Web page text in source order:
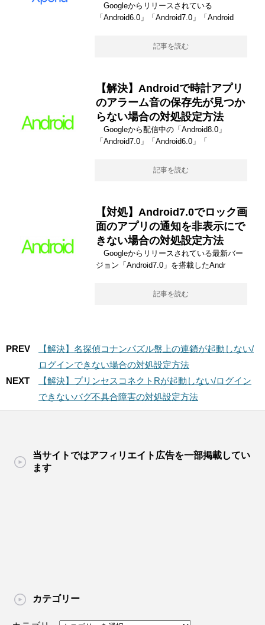
Googleからリリースされている
「Android6.0」「Android7.0」「Android
記事を読む
【解決】Androidで時計アプリ
のアラーム音の保存先が見つか
らない場合の対処設定方法
Googleから配信中の「Android8.0」
「Android7.0」「Android6.0」「
記事を読む
【対処】Android7.0でロック画
面のアプリの通知を非表示にで
きない場合の対処設定方法
Googleからリリースされている最新バー
ジョン「Android7.0」を搭載したAndr
記事を読む
PREV
【解決】名探偵コナンパズル盤上の連鎖が起動しない/
ログインできない場合の対処設定方法
NEXT
【解決】プリンセスコネクトRが起動しない/ログイン
できないバグ不具合障害の対処設定方法
当サイトではアフィリエイト広告を一部掲載してい
ます
カテゴリー